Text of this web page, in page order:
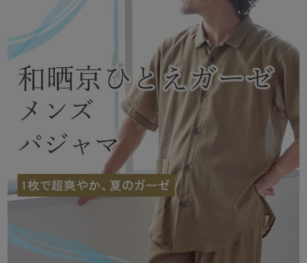
春 秋
メンズパジャマ
オーガニック素材 サテン織り
サッカー/ちぢみ 楊
ニット/ストレッチ 起毛/フランネル
柄物
体型別におすすめパジ
ャマ
年齢別におすすめパジ
ャマ
ルームウェア
インナーウェア 生活雑貨 カタログギフト
作務衣 胸がすけない
羽織・バスロ
ーブ
上着単品
ズボン単品
半袖 七分袖
会社概要 お買い物ガイド 安心の日本製